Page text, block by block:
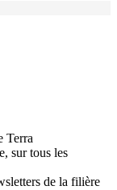
Terra
sur tous les
de la filière